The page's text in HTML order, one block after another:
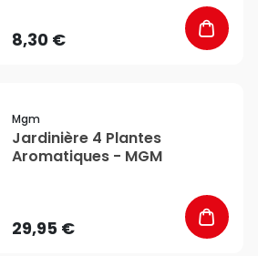
8,30 €
Mgm
Jardinière 4 Plantes
Aromatiques - MGM
29,95 €